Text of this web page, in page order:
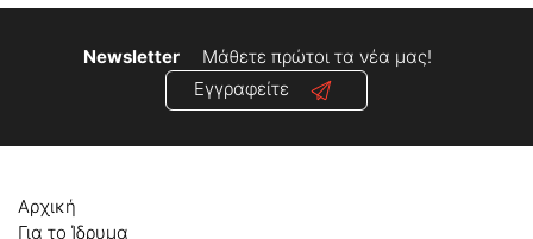
Newsletter
Μάθετε πρώτοι τα νέα μας!
Εγγραφείτε
Αρχική
Για το Ίδρυμα